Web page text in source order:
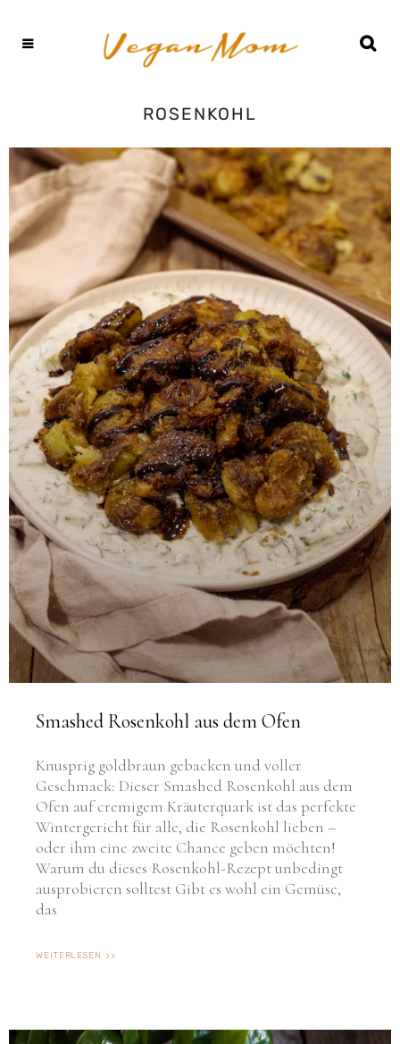
ROSENKOHL
Smashed Rosenkohl aus dem Ofen
Knusprig goldbraun gebacken und voller
Geschmack: Dieser Smashed Rosenkohl aus dem
Ofen auf cremigem Kräuterquark ist das perfekte
Wintergericht für alle, die Rosenkohl lieben –
oder ihm eine zweite Chance geben möchten!
Warum du dieses Rosenkohl-Rezept unbedingt
ausprobieren solltest Gibt es wohl ein Gemüse,
das
WEITERLESEN >>